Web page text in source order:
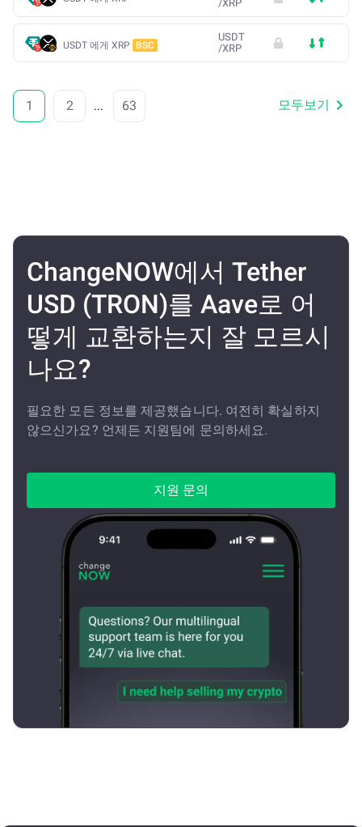
/XRP
USDT 에게 XRP BSC
USDT
/XRP
1 2 ... 63 모두보기
ChangeNOW에서 Tether
USD (TRON)를 Aave로 어
떻게 교환하는지 잘 모르시
나요?
필요한 모든 정보를 제공했습니다. 여전히 확실하지
않으신가요? 언제든 지원팀에 문의하세요.
지원 문의